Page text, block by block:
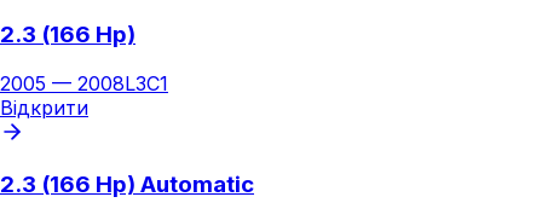
2.3 (166 Hp)
2005 — 2008L3C1
Відкрити
2.3 (166 Hp) Automatic